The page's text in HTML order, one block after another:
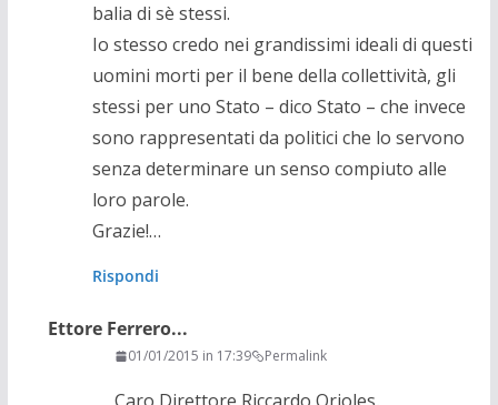
balia di sè stessi.
Io stesso credo nei grandissimi ideali di questi
uomini morti per il bene della collettività, gli
stessi per uno Stato – dico Stato – che invece
sono rappresentati da politici che lo servono
senza determinare un senso compiuto alle
loro parole.
Grazie!…
Rispondi
Ettore Ferrero...
01/01/2015 in 17:39 Permalink